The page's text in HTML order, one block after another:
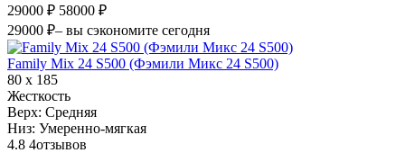
29000 ₽ 58000 ₽
29000 ₽– вы сэкономите сегодня
Family Mix 24 S500 (Фэмили Микс 24 S500)
80 х 185
Жесткость
Верх: Средняя
Низ: Умеренно-мягкая
4.8 4отзывов